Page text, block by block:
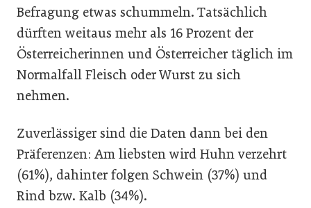
Befragung etwas schummeln. Tatsächlich
dürften weitaus mehr als 16 Prozent der
Österreicherinnen und Österreicher täglich im
Normalfall Fleisch oder Wurst zu sich
nehmen.
Zuverlässiger sind die Daten dann bei den
Präferenzen: Am liebsten wird Huhn verzehrt
(61%), dahinter folgen Schwein (37%) und
Rind bzw. Kalb (34%).